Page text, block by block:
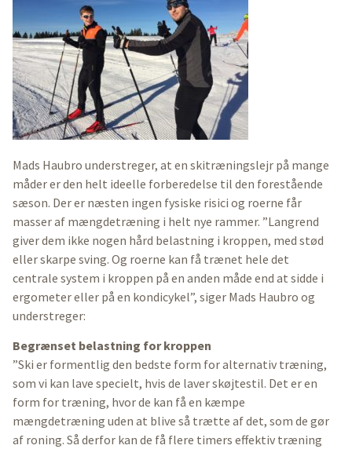
Mads Haubro understreger, at en skitræningslejr på mange
måder er den helt ideelle forberedelse til den forestående
sæson. Der er næsten ingen fysiske risici og roerne får
masser af mængdetræning i helt nye rammer. ”Langrend
giver dem ikke nogen hård belastning i kroppen, med stød
eller skarpe sving. Og roerne kan få trænet hele det
centrale system i kroppen på en anden måde end at sidde i
ergometer eller på en kondicykel”, siger Mads Haubro og
understreger:
Begrænset belastning for kroppen
”Ski er formentlig den bedste form for alternativ træning,
som vi kan lave specielt, hvis de laver skøjtestil. Det er en
form for træning, hvor de kan få en kæmpe
mængdetræning uden at blive så trætte af det, som de gør
af roning. Så derfor kan de få flere timers effektiv træning